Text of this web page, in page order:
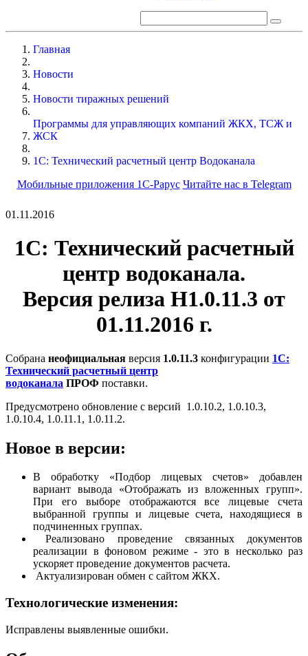
Главная
Новости
Новости тиражных решений
Программы для управляющих компаний ЖКХ, ТСЖ и
ЖСК
1С: Технический расчетный центр Водоканала
Мобильные приложения 1С-Рарус Читайте нас в Telegram
01.11.2016
1С: Технический расчетный
центр водоканала.
Версия релиза Н1.0.11.3 от
01.11.2016 г.
Собрана неофициальная версия 1.0.11.3 конфигурации 1С:
Технический расчетный центр
водоканала ПРОФ поставки.
Предусмотрено обновление с версий 1.0.10.2, 1.0.10.3,
1.0.10.4, 1.0.11.1, 1.0.11.2.
Новое в версии:
В обработку «Подбор лицевых счетов» добавлен
вариант вывода «Отображать из вложенных групп».
При его выборе отображаются все лицевые счета
выбранной группы и лицевые счета, находящиеся в
подчиненных группах.
Реализовано проведение связанных документов
реализации в фоновом режиме - это в несколько раз
ускоряет проведение документов расчета.
Актуализирован обмен с сайтом ЖКХ.
Технологические изменения:
Исправлены выявленные ошибки.